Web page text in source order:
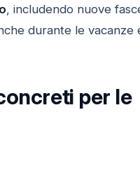
, includendo nuove
durante le vacanze
per le